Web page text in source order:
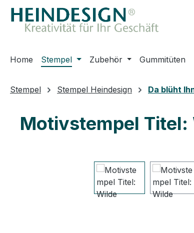
Hauptinhalt springen
Zur Suche springen
Zur Hauptnavigation springen
Home Stempel Zubehör Gummitüten
Stempel Stempel Heindesign Da blüht
Motivstempel Titel: